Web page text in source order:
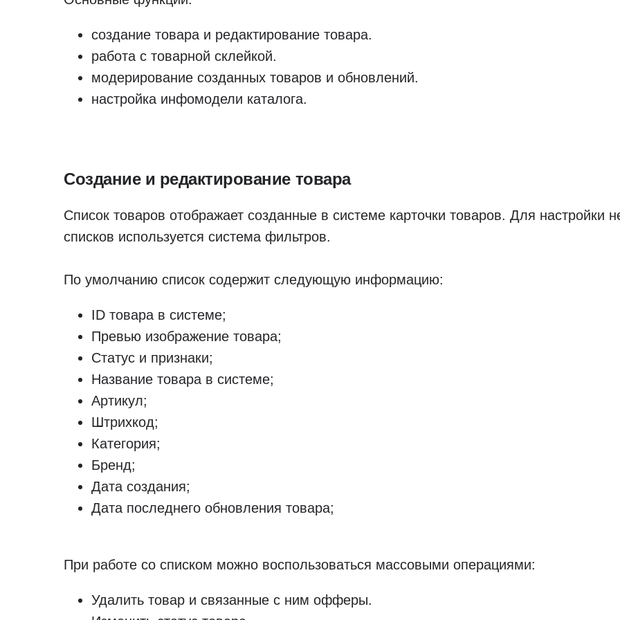
создание товара и редактирование товара.
работа с товарной склейкой.
модерирование созданных товаров и обновлений.
настройка инфомодели каталога.
Создание и редактирование товара
Список товаров отображает созданные в системе карточки товаров. Для настройки
списков используется система фильтров.
По умолчанию список содержит следующую информацию:
ID товара в системе;
Превью изображение товара;
Статус и признаки;
Название товара в системе;
Артикул;
Штрихкод;
Категория;
Бренд;
Дата создания;
Дата последнего обновления товара;
При работе со списком можно воспользоваться массовыми операциями:
Удалить товар и связанные с ним офферы.